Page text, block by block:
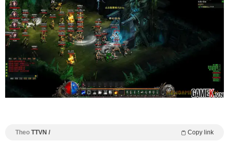
Theo TTVN / Copy link